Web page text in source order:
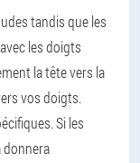
tandis que les
les doigts
la tête vers la
vos doigts.
Si les
donnera